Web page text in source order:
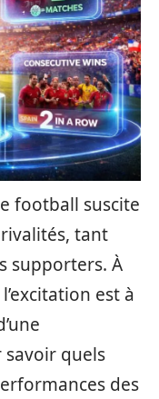
football suscite
tant
supporters. À
est à
quels
des